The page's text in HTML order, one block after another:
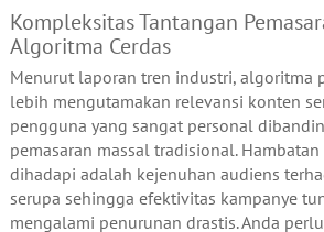
Kompleksitas Tantangan
Algoritma Cerdas
Menurut laporan tren industri, algoritma
lebih mengutamakan relevansi konten
pengguna yang sangat personal
pemasaran massal tradisional.
dihadapi adalah kejenuhan audiens
serupa sehingga efektivitas kampanye
mengalami penurunan drastis. Anda